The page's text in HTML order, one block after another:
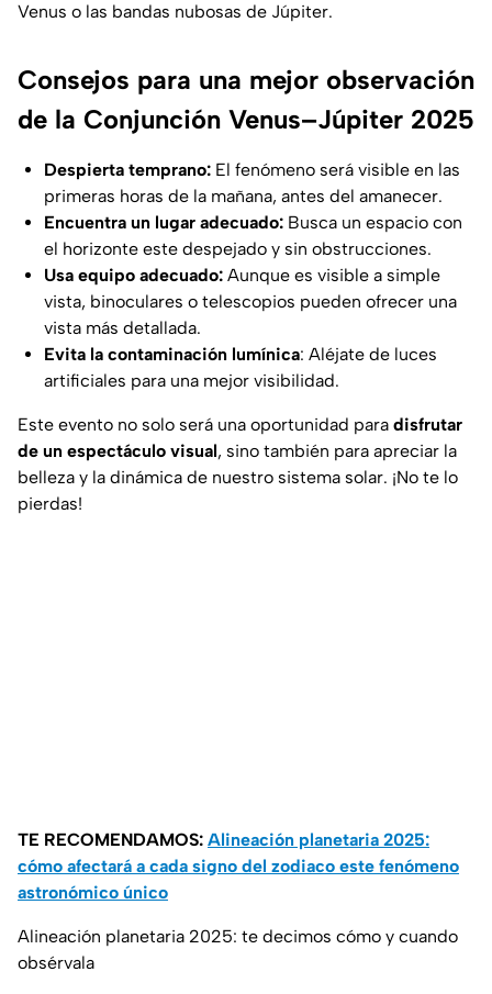
Venus o las bandas nubosas de Júpiter.
Consejos para una mejor observación
de la Conjunción Venus–Júpiter 2025
Despierta temprano: El fenómeno será visible en las
primeras horas de la mañana, antes del amanecer.
Encuentra un lugar adecuado: Busca un espacio con
el horizonte este despejado y sin obstrucciones.
Usa equipo adecuado: Aunque es visible a simple
vista, binoculares o telescopios pueden ofrecer una
vista más detallada.
Evita la contaminación lumínica: Aléjate de luces
artificiales para una mejor visibilidad.
Este evento no solo será una oportunidad para disfrutar
de un espectáculo visual, sino también para apreciar la
belleza y la dinámica de nuestro sistema solar. ¡No te lo
pierdas!
TE RECOMENDAMOS: Alineación planetaria 2025:
cómo afectará a cada signo del zodiaco este fenómeno
astronómico único
Alineación planetaria 2025: te decimos cómo y cuando
obsérvala